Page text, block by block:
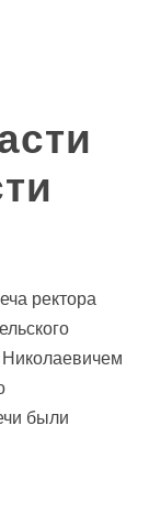
ректора
были